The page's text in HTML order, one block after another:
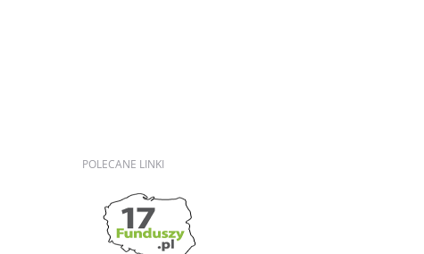
POLECANE LINKI